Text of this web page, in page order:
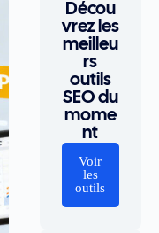
Décou
vrez les
meilleu
rs
outils
SEO du
mome
nt
Voir
les
outils